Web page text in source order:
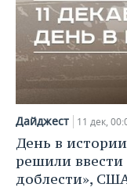
Дайджест 11 дек,
День в
решили ввести
доблести»,